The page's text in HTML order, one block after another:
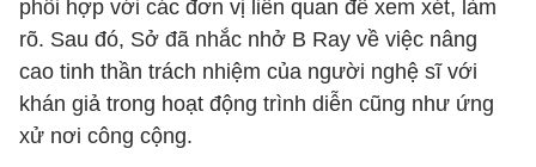
phối hợp với các đơn vị liên quan để xem xét, làm
rõ. Sau đó, Sở đã nhắc nhở B Ray về việc nâng
cao tinh thần trách nhiệm của người nghệ sĩ với
khán giả trong hoạt động trình diễn cũng như ứng
xử nơi công cộng.